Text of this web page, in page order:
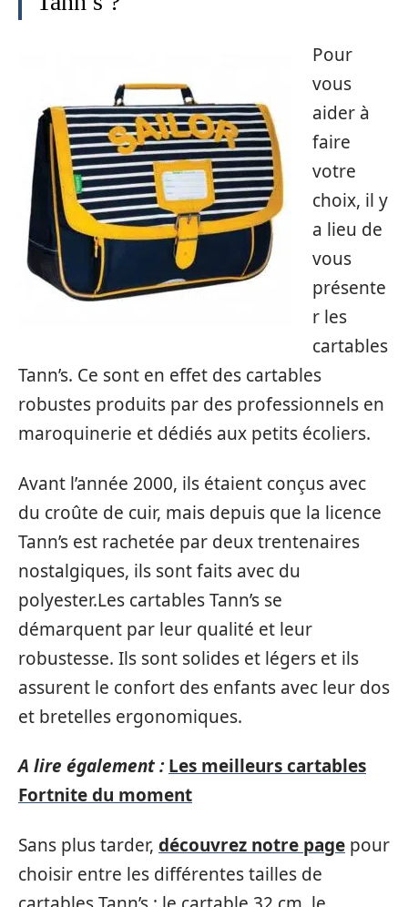
Pour
vous
aider à
faire
votre
choix, il y
a lieu de
vous
présente
r les
cartables
Tann’s. Ce sont en effet des cartables
robustes produits par des professionnels en
maroquinerie et dédiés aux petits écoliers.
Avant l’année 2000, ils étaient conçus avec
du croûte de cuir, mais depuis que la licence
Tann’s est rachetée par deux trentenaires
nostalgiques, ils sont faits avec du
polyester.Les cartables Tann’s se
démarquent par leur qualité et leur
robustesse. Ils sont solides et légers et ils
assurent le confort des enfants avec leur dos
et bretelles ergonomiques.
A lire également : Les meilleurs cartables
Fortnite du moment
Sans plus tarder, découvrez notre page pour
choisir entre les différentes tailles de